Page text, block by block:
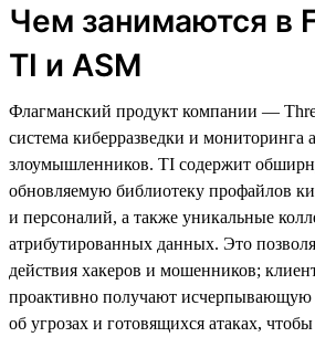
Чем занимаются в
TI и ASM
Флагманский продукт компании —
система киберразведки и мониторинга
злоумышленников. TI содержит
обновляемую библиотеку профайлов
и персоналий, а также уникальные
атрибутированных данных. Это
действия хакеров и мошенников;
проактивно получают
об угрозах и готовящихся атаках,